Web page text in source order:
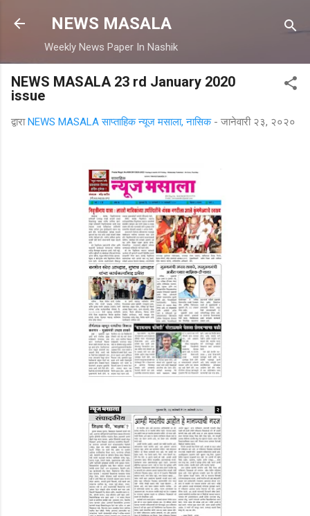
मुख्य सामग्रीवर वगळा
NEWS MASALA
Weekly News Paper In Nashik
NEWS MASALA 23 rd January 2020
issue
द्वाराNEWS MASALA साप्ताहिक न्यूज मसाला, नासिक - जानेवारी २३, २०२०